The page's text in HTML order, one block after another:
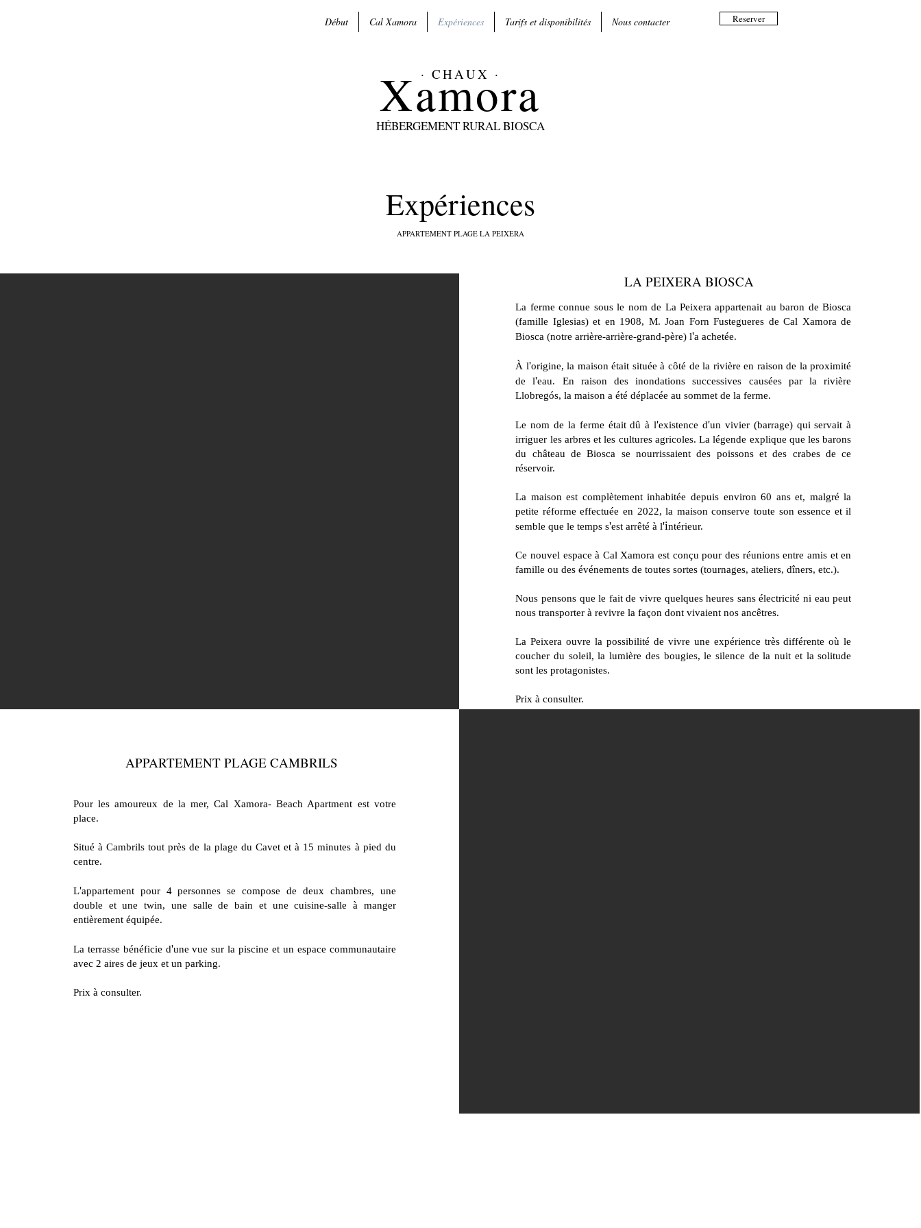
Début Cal Xamora Expériences Tarifs et disponibilités Nous contacter Reserver
· CHAUX ·
Xamora
HÉBERGEMENT RURAL BIOSCA
Expériences
APPARTEMENT PLAGE LA PEIXERA
LA PEIXERA BIOSCA
La ferme connue sous le nom de La Peixera appartenait au baron de Biosca
(famille Iglesias) et en 1908, M. Joan Forn Fustegueres de Cal Xamora de
Biosca (notre arrière-arrière-grand-père) l'a achetée.
À l'origine, la maison était située à côté de la rivière en raison de la proximité
de l'eau. En raison des inondations successives causées par la rivière
Llobregós, la maison a été déplacée au sommet de la ferme.
Le nom de la ferme était dû à l'existence d'un vivier (barrage) qui servait à
irriguer les arbres et les cultures agricoles. La légende explique que les barons
du château de Biosca se nourrissaient des poissons et des crabes de ce
réservoir.
La maison est complètement inhabitée depuis environ 60 ans et, malgré la
petite réforme effectuée en 2022, la maison conserve toute son essence et il
semble que le temps s'est arrêté à l'intérieur.
Ce nouvel espace à Cal Xamora est conçu pour des réunions entre amis et en
famille ou des événements de toutes sortes (tournages, ateliers, dîners, etc.).
Nous pensons que le fait de vivre quelques heures sans électricité ni eau peut
nous transporter à revivre la façon dont vivaient nos ancêtres.
La Peixera ouvre la possibilité de vivre une expérience très différente où le
coucher du soleil, la lumière des bougies, le silence de la nuit et la solitude
sont les protagonistes.
Prix à consulter.
APPARTEMENT PLAGE CAMBRILS
Pour les amoureux de la mer, Cal Xamora- Beach Apartment est votre
place.
Situé à Cambrils tout près de la plage du Cavet et à 15 minutes à pied du
centre.
L'appartement pour 4 personnes se compose de deux chambres, une
double et une twin, une salle de bain et une cuisine-salle à manger
entièrement équipée.
La terrasse bénéficie d'une vue sur la piscine et un espace communautaire
avec 2 aires de jeux et un parking.
Prix à consulter.